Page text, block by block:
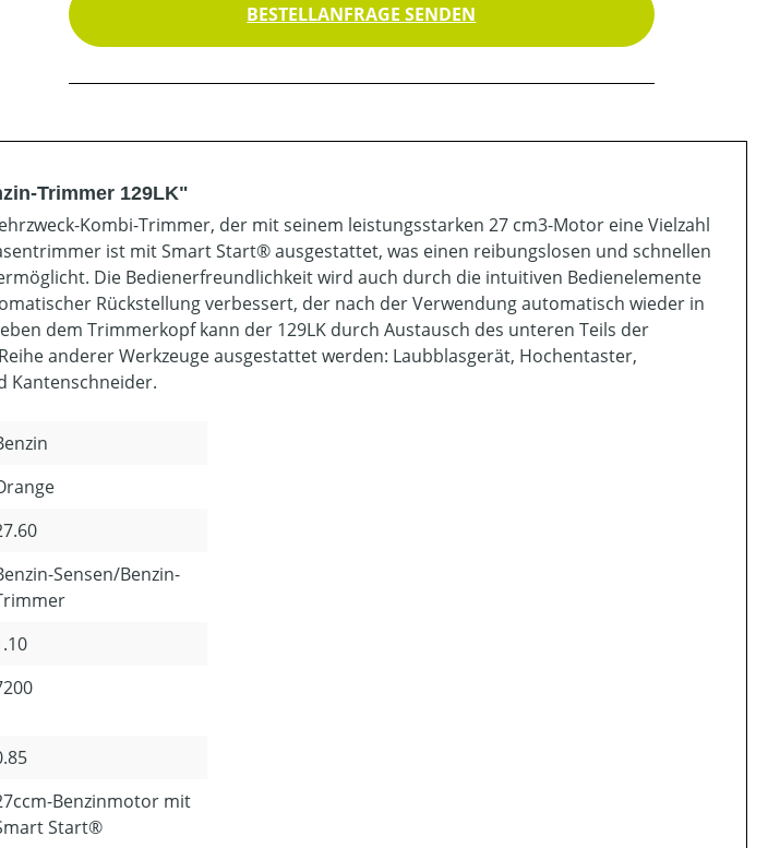
BESTELLANFRAGE SENDEN
Trimmer 129LK"
Kombi-Trimmer, der mit seinem leistungsstarken 27 cm3-Motor eine Vielzahl
ist mit Smart Start® ausgestattet, was einen reibungslosen und schnellen
Die Bedienerfreundlichkeit wird auch durch die intuitiven Bedienelemente
Rückstellung verbessert, der nach der Verwendung automatisch wieder in
dem Trimmerkopf kann der 129LK durch Austausch des unteren Teils der
anderer Werkzeuge ausgestattet werden: Laubblasgerät, Hochentaster,
Kantenschneider.
Sensen/Benzin-
Benzinmotor mit
Start®